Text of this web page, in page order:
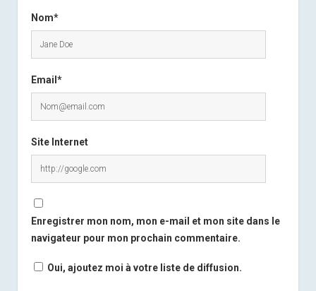
Nom*
Email*
Site Internet
Enregistrer mon nom, mon e-mail et mon site dans le
navigateur pour mon prochain commentaire.
Oui, ajoutez moi à votre liste de diffusion.